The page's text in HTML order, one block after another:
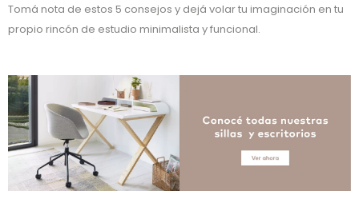
Tomá nota de estos 5 consejos y dejá volar tu imaginación en tu
propio rincón de estudio minimalista y funcional.